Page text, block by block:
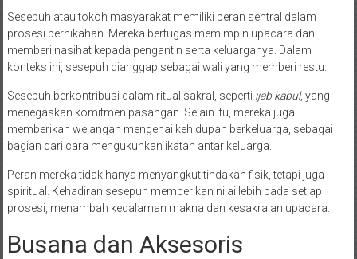
Sesepuh atau tokoh masyarakat memiliki peran sentral dalam
prosesi pernikahan. Mereka bertugas memimpin upacara dan
memberi nasihat kepada pengantin serta keluarganya. Dalam
konteks ini, sesepuh dianggap sebagai wali yang memberi restu.
Sesepuh berkontribusi dalam ritual sakral, seperti ijab kabul, yang
menegaskan komitmen pasangan. Selain itu, mereka juga
memberikan wejangan mengenai kehidupan berkeluarga, sebagai
bagian dari cara mengukuhkan ikatan antar keluarga.
Peran mereka tidak hanya menyangkut tindakan fisik, tetapi juga
spiritual. Kehadiran sesepuh memberikan nilai lebih pada setiap
prosesi, menambah kedalaman makna dan kesakralan upacara.
Busana dan Aksesoris